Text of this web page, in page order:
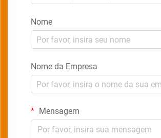
Nome
Nome da Empresa
Mensagem